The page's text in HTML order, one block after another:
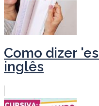
Como dizer
inglês